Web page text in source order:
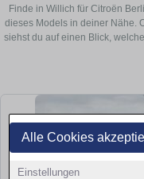
Alle Cookies
Einstellungen
Finde in Willich für Citroën
dieses Models in deiner Nähe.
siehst du auf einen Blick,